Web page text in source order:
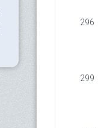
296
299